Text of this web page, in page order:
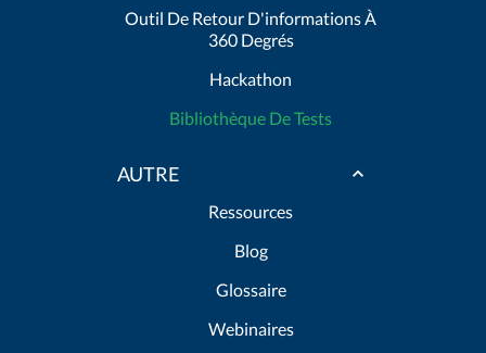
Outil De Retour D'informations À
360 Degrés
Hackathon
Bibliothèque De Tests
AUTRE
Ressources
Blog
Glossaire
Webinaires